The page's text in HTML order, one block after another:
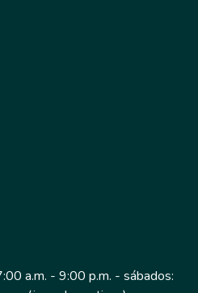
a.m. - 9:00 p.m. - sábados: